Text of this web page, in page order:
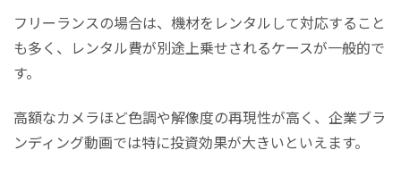
フリーランスの場合は、機材をレンタルして対応すること
も多く、レンタル費が別途上乗せされるケースが一般的で
す。
高額なカメラほど色調や解像度の再現性が高く、企業ブラ
ンディング動画では特に投資効果が大きいといえます。